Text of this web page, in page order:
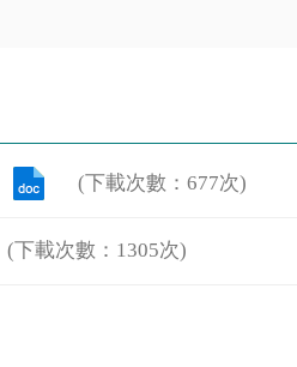
(下載次數：677次)
(下載次數：1305次)